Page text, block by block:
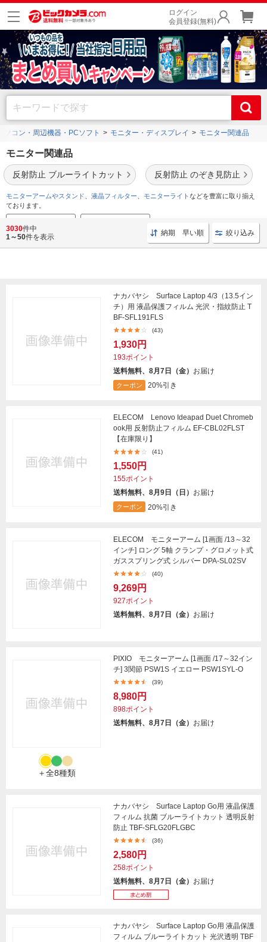
ログイン
会員登録(無料)
ソコン・周辺機器・PCソフト モニター・ディスプレイ モニター関連品
モニター関連品
反射防止 ブルーライトカット 反射防止 のぞき見防止
モニターアームやスタンド 液晶フィルター モニターライトなどを豊富に取り揃え
ております。
モニターアーム特集
3030件中
1～50件を表示 納期 早い順 絞り込み
ナカバヤシ Surface Laptop 4/3（13.5イン
チ）用 液晶保護フィルム 光沢・指紋防止 T
BF-SFL191FLS
(43)
1,930円
193ポイント
送料無料、8月7日（金） お届け
クーポン 20%引き
ELECOM Lenovo Ideapad Duet Chromeb
ook用 反射防止フィルム EF-CBL02FLST
【在庫限り】
(41)
1,550円
155ポイント
送料無料、8月9日（日） お届け
クーポン 20%引き
ELECOM モニターアーム [1画面 /13～32
インチ] ロング 5軸 クランプ・グロメット式
ガススプリング式 シルバー DPA-SL02SV
(40)
9,269円
927ポイント
送料無料、8月7日（金） お届け
＋全8種類
PIXIO モニターアーム [1画面 /17～32イン
チ] 3関節 PSW1S イエロー PSW1SYL-O
(39)
8,980円
898ポイント
送料無料、8月7日（金） お届け
ナカバヤシ Surface Laptop Go用 液晶保護
フィルム 抗菌 ブルーライトカット 透明反射
防止 TBF-SFLG20FLGBC
(36)
2,580円
258ポイント
送料無料、8月7日（金） お届け
ナカバヤシ Surface Laptop Go用 液晶保護
フィルム ブルーライトカット 光沢透明 TBF